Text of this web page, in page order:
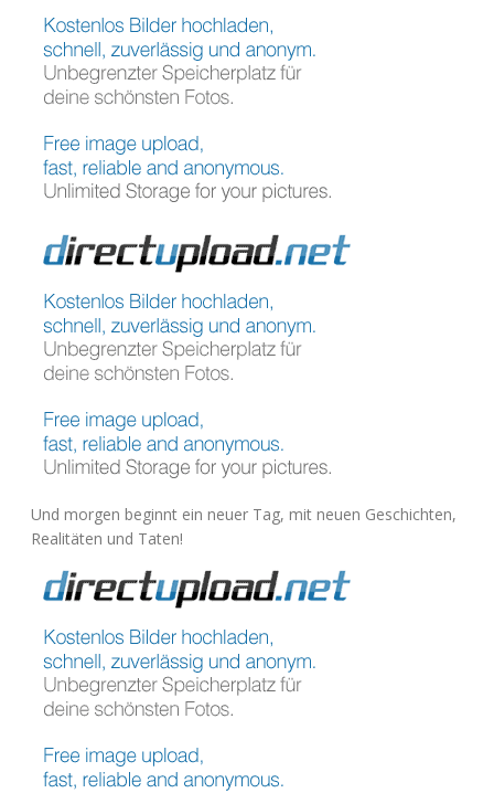
Und mor­gen beginnt ein neu­er Tag, mit neu­en Geschich­ten,
Rea­li­tä­ten und Taten!